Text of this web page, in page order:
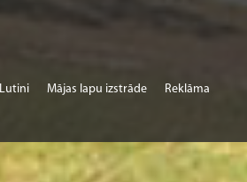
Lutini Mājas lapu izstrāde Reklāma